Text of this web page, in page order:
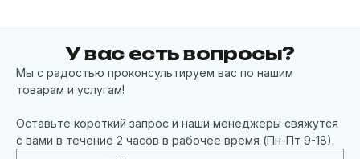
У вас есть вопросы?
Мы с радостью проконсультируем вас по нашим
товарам и услугам!
Оставьте короткий запрос и наши менеджеры свяжутся
с вами в течение 2 часов в рабочее время (Пн-Пт 9-18).